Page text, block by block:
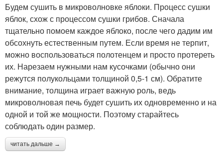
Будем сушить в микроволновке яблоки. Процесс сушки
яблок, схож с процессом сушки грибов. Сначала
тщательно помоем каждое яблоко, после чего дадим им
обсохнуть естественным путем. Если время не терпит,
можно воспользоваться полотенцем и просто протереть
их. Нарезаем нужными нам кусочками (обычно они
режутся полукольцами толщиной 0,5-1 см). Обратите
внимание, толщина играет важную роль, ведь
микроволновая печь будет сушить их одновременно и на
одной и той же мощности. Поэтому старайтесь
соблюдать один размер.
читать дальше →